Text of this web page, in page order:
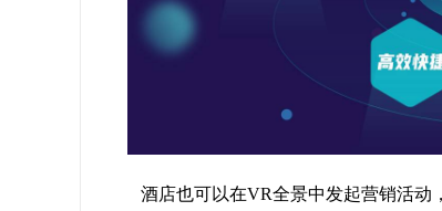
酒店也可以在VR全景中发起营销活动